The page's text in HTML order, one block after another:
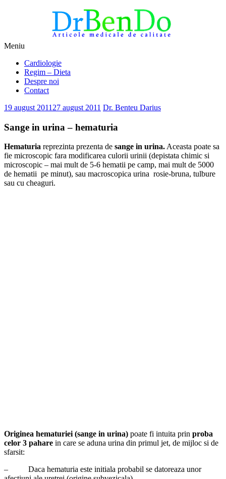
DrBendo.ro
Alimentatia sa iti fie medicatia
Meniu
conținut
Cardiologie
Regim – Dieta
Despre noi
Contact
19 august 2011 27 august 2011 Dr. Benteu Darius
Sange in urina – hematuria
Hematuria reprezinta prezenta de sange in urina.Aceasta poate sa
fie microscopic fara modificarea culorii urinii (depistata chimic si
microscopic – mai mult de 5-6 hematii pe camp, mai mult de 5000
de hematii pe minut), sau macroscopica urina rosie-bruna, tulbure
sau cu cheaguri.
Originea hematuriei (sange in urina) poate fi intuita prin proba
celor 3 pahare in care se aduna urina din primul jet, de mijloc si de
sfarsit:
– Daca hematuria este initiala probabil se datoreaza unor